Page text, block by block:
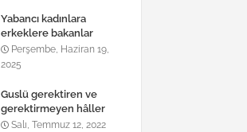
Yabancı kadınlara
erkeklere bakanlar
Perşembe, Haziran 19,
2025
Guslü gerektiren ve
gerektirmeyen hâller
nelerdir?
Salı, Temmuz 12, 2022